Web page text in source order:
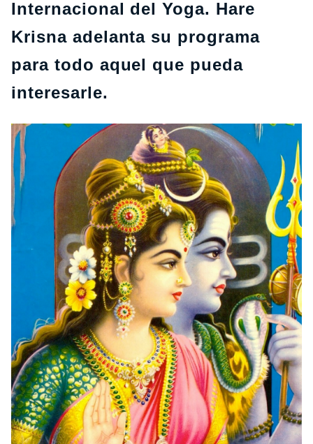
Internacional del Yoga. Hare
Krisna adelanta su programa
para todo aquel que pueda
interesarle.